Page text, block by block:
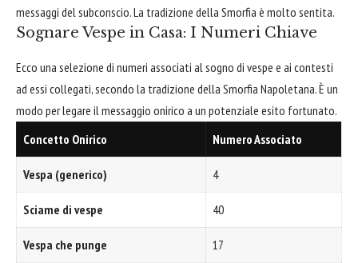
messaggi del subconscio. La tradizione della Smorfia è molto sentita.
Sognare Vespe in Casa: I Numeri Chiave
Ecco una selezione di numeri associati al sogno di vespe e ai contesti
ad essi collegati, secondo la tradizione della Smorfia Napoletana. È un
modo per legare il messaggio onirico a un potenziale esito fortunato.
Concetto Onirico
Numero Associato
Vespa (generico) 4
Sciame di vespe 40
Vespa che punge 17